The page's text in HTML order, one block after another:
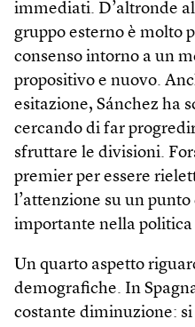
immediati. D’altronde
gruppo esterno è molto
consenso intorno a un
propositivo e nuovo.
esitazione, Sánchez ha
cercando di far
sfruttare le divisioni.
premier per essere
l’attenzione su un
importante nella politica
Un quarto aspetto
demografiche. In
costante diminuzione: